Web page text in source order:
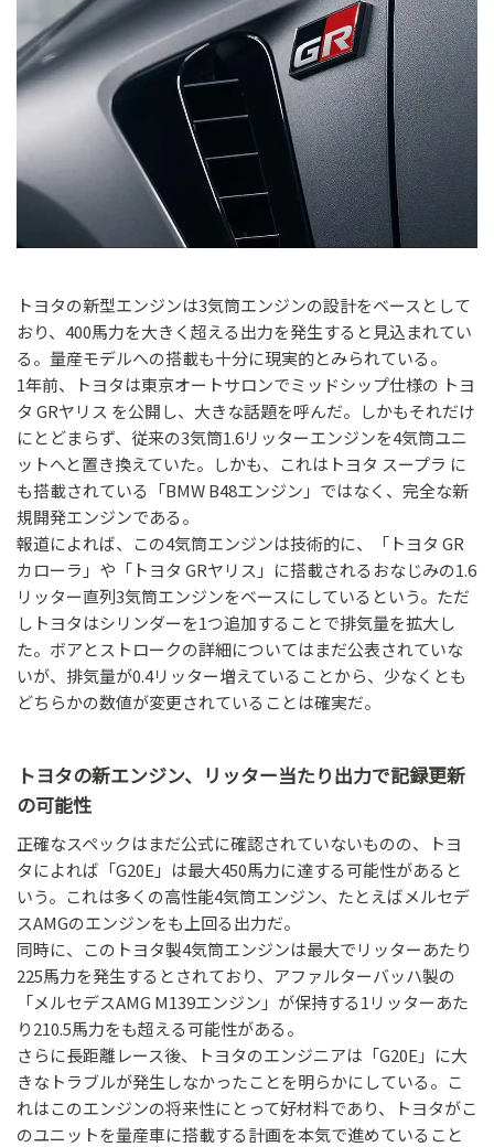
トヨタの新型エンジンは3気筒エンジンの設計をベースとして
おり、400馬力を大きく超える出力を発生すると見込まれてい
る。量産モデルへの搭載も十分に現実的とみられている。
1年前、トヨタは東京オートサロンでミッドシップ仕様の トヨ
タ GRヤリス を公開し、大きな話題を呼んだ。しかもそれだけ
にとどまらず、従来の3気筒1.6リッターエンジンを4気筒ユニ
ットへと置き換えていた。しかも、これはトヨタ スープラ に
も搭載されている「BMW B48エンジン」ではなく、完全な新
規開発エンジンである。
報道によれば、この4気筒エンジンは技術的に、「トヨタ GR
カローラ」や「トヨタ GRヤリス」に搭載されるおなじみの1.6
リッター直列3気筒エンジンをベースにしているという。ただ
しトヨタはシリンダーを1つ追加することで排気量を拡大し
た。ボアとストロークの詳細についてはまだ公表されていな
いが、排気量が0.4リッター増えていることから、少なくとも
どちらかの数値が変更されていることは確実だ。
トヨタの新エンジン、リッター当たり出力で記録更新
の可能性
正確なスペックはまだ公式に確認されていないものの、トヨ
タによれば「G20E」は最大450馬力に達する可能性があると
いう。これは多くの高性能4気筒エンジン、たとえばメルセデ
スAMGのエンジンをも上回る出力だ。
同時に、このトヨタ製4気筒エンジンは最大でリッターあたり
225馬力を発生するとされており、アファルターバッハ製の
「メルセデスAMG M139エンジン」が保持する1リッターあた
り210.5馬力をも超える可能性がある。
さらに長距離レース後、トヨタのエンジニアは「G20E」に大
きなトラブルが発生しなかったことを明らかにしている。こ
れはこのエンジンの将来性にとって好材料であり、トヨタがこ
のユニットを量産車に搭載する計画を本気で進めていること